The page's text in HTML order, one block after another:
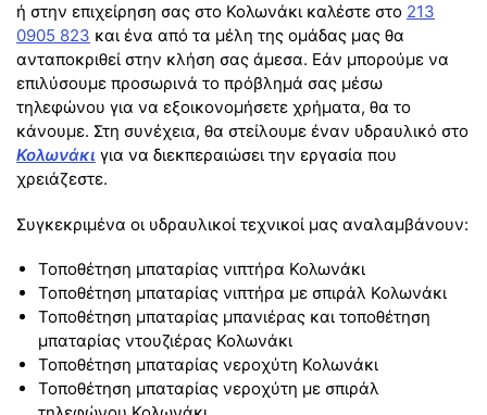
ή στην επιχείρηση σας στο Κολωνάκι καλέστε στο 213
0905 823 και ένα από τα μέλη της ομάδας μας θα
ανταποκριθεί στην κλήση σας άμεσα. Εάν μπορούμε να
επιλύσουμε προσωρινά το πρόβλημά σας μέσω
τηλεφώνου για να εξοικονομήσετε χρήματα, θα το
κάνουμε. Στη συνέχεια, θα στείλουμε έναν υδραυλικό στο
Κολωνάκι για να διεκπεραιώσει την εργασία που
χρειάζεστε.
Συγκεκριμένα οι υδραυλικοί τεχνικοί μας αναλαμβάνουν:
Τοποθέτηση μπαταρίας νιπτήρα Κολωνάκι
Τοποθέτηση μπαταρίας νιπτήρα με σπιράλ Κολωνάκι
Τοποθέτηση μπαταρίας μπανιέρας και τοποθέτηση
μπαταρίας ντουζιέρας Κολωνάκι
Τοποθέτηση μπαταρίας νεροχύτη Κολωνάκι
Τοποθέτηση μπαταρίας νεροχύτη με σπιράλ